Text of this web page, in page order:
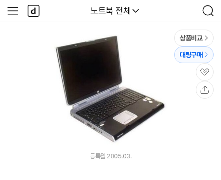
다나와
노트북 전체
검
색
사
이
다
나
와
상품비교
대량구매
관
심
등록월 2005.03.